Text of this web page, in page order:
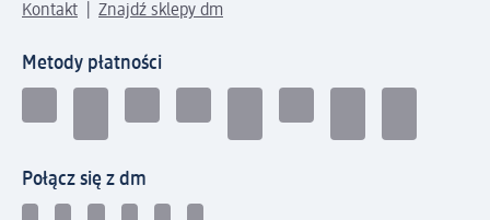
Kontakt
Znajdź sklepy dm
Metody płatności
Połącz się z dm